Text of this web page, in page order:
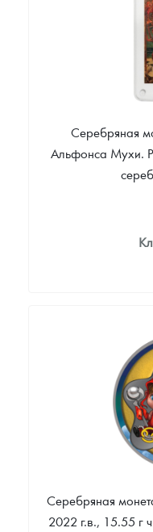
Серебряная
Альфонса Мухи.
Серебряная
2022 г.в., 15.55 г